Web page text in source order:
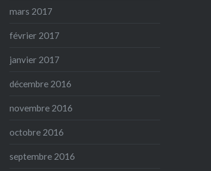
mars 2017
février 2017
janvier 2017
décembre 2016
novembre 2016
octobre 2016
septembre 2016